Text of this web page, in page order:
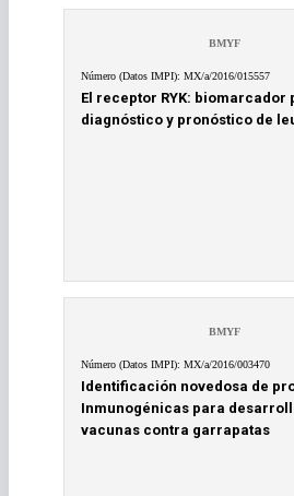
BMYF
Número (Datos IMPI): MX/a/2016/015557
El receptor RYK: biomarcador
diagnóstico y pronóstico de
BMYF
Número (Datos IMPI): MX/a/2016/003470
Identificación novedosa de
Inmunogénicas para
vacunas contra garrapatas